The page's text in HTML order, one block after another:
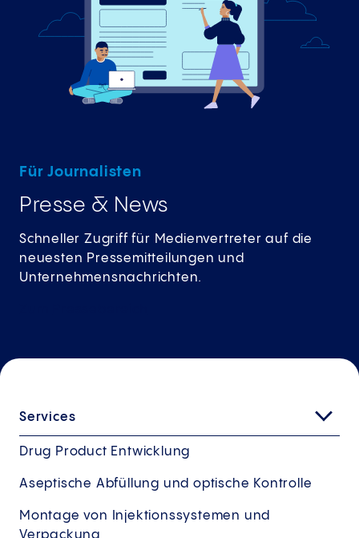
Für Journalisten
Presse & News
Schneller Zugriff für Medienvertreter auf die
neuesten Pressemitteilungen und
Unternehmensnachrichten.
Services
Drug Product Entwicklung
Aseptische Abfüllung und optische Kontrolle
Montage von Injektionssystemen und